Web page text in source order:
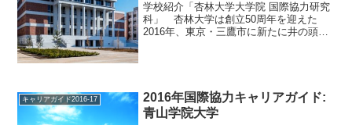
学校紹介「杏林大学大学院 国際協力研究
科」 杏林大学は創立50周年を迎えた
2016年、東京・三鷹市に新たに井の頭キ
キャリアガイド2016-17
2016年国際協力キャリアガイド:
青山学院大学